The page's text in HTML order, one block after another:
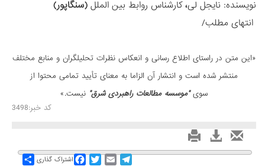
نویسنده: نایجل لی،کارشناس روابط بین الملل (سنگاپور)
انتهای مطلب/
«این متن در راستای اطلاع رسانی و انعكاس نظرات تحليلگران و منابع مختلف
منتشر شده است و انتشار آن الزاما به معنای تأیید تمامی محتوا از
سوی"موسسه مطالعات راهبردی شرق" نیست.»
کد خبر:3498
Share اشتراک گذاری
FacebookTwitterEmail
Telegram